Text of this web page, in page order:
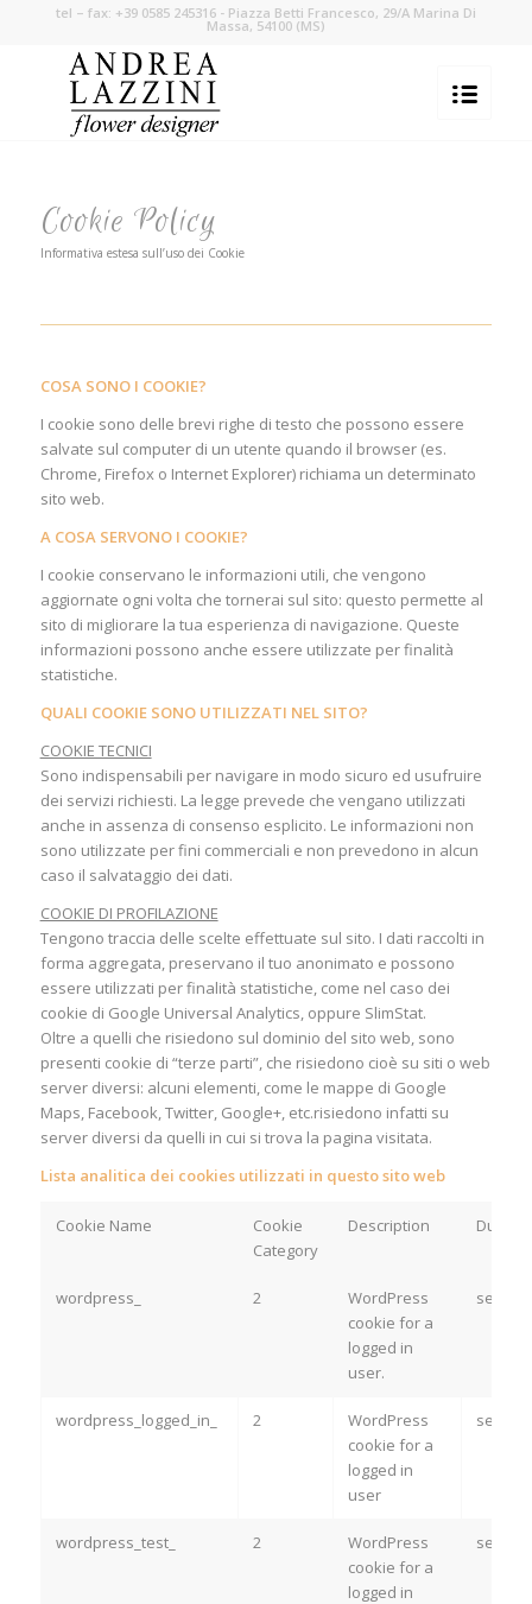
tel – fax: +39 0585 245316 - Piazza Betti Francesco, 29/A Marina Di
Massa, 54100 (MS)
Cookie Policy
Informativa estesa sull’uso dei Cookie
COSA SONO I COOKIE?
I cookie sono delle brevi righe di testo che possono essere
salvate sul computer di un utente quando il browser (es.
Chrome, Firefox o Internet Explorer) richiama un determinato
sito web.
A COSA SERVONO I COOKIE?
I cookie conservano le informazioni utili, che vengono
aggiornate ogni volta che tornerai sul sito: questo permette al
sito di migliorare la tua esperienza di navigazione. Queste
informazioni possono anche essere utilizzate per finalità
statistiche.
QUALI COOKIE SONO UTILIZZATI NEL SITO?
COOKIE TECNICI
Sono indispensabili per navigare in modo sicuro ed usufruire
dei servizi richiesti. La legge prevede che vengano utilizzati
anche in assenza di consenso esplicito. Le informazioni non
sono utilizzate per fini commerciali e non prevedono in alcun
caso il salvataggio dei dati.
COOKIE DI PROFILAZIONE
Tengono traccia delle scelte effettuate sul sito. I dati raccolti in
forma aggregata, preservano il tuo anonimato e possono
essere utilizzati per finalità statistiche, come nel caso dei
cookie di Google Universal Analytics, oppure SlimStat.
Oltre a quelli che risiedono sul dominio del sito web, sono
presenti cookie di “terze parti”, che risiedono cioè su siti o web
server diversi: alcuni elementi, come le mappe di Google
Maps, Facebook, Twitter, Google+, etc.risiedono infatti su
server diversi da quelli in cui si trova la pagina visitata.
Lista analitica dei cookies utilizzati in questo sito web
Cookie Name
Cookie
Category
Description
wordpress_ 2
WordPress
cookie for a
logged in
user.
session
wordpress_logged_in_ 2
WordPress
cookie for a
logged in
user
session
wordpress_test_ 2
WordPress
cookie for a
logged in
session